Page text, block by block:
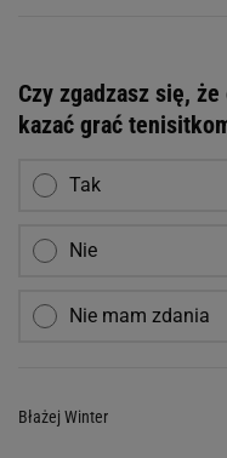
Czy zgadzasz się,
kazać grać
Tak
Nie
Nie mam zdania
Błażej Winter